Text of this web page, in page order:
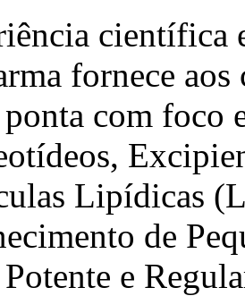
científica
fornece
com foco
Lipídicas
de
e